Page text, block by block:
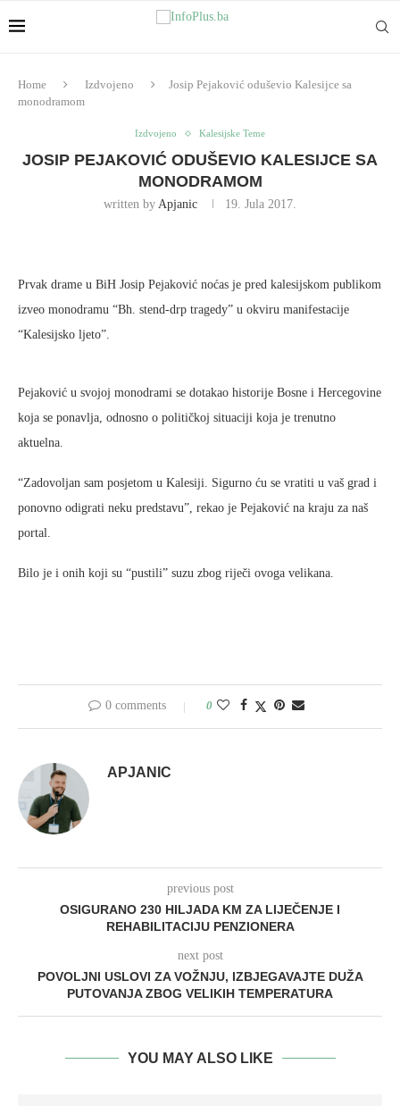
Home Izdvojeno
Josip Pejaković oduševio Kalesijce sa
monodramom
Izdvojeno Kalesijske Teme
JOSIP PEJAKOVIĆ ODUŠEVIO KALESIJCE SA
MONODRAMOM
written by Apjanic 19. Jula 2017.
Prvak drame u BiH Josip Pejaković noćas je pred kalesijskom publikom
izveo monodramu “Bh. stend-drp tragedy” u okviru manifestacije
“Kalesijsko ljeto”.
Pejaković u svojoj monodrami se dotakao historije Bosne i Hercegovine
koja se ponavlja, odnosno o političkoj situaciji koja je trenutno
aktuelna.
“Zadovoljan sam posjetom u Kalesiji. Sigurno ću se vratiti u vaš grad i
ponovno odigrati neku predstavu”, rekao je Pejaković na kraju za naš
portal.
Bilo je i onih koji su “pustili” suzu zbog riječi ovoga velikana.
0 comments 0
APJANIC
previous post
OSIGURANO 230 HILJADA KM ZA LIJEČENJE I
REHABILITACIJU PENZIONERA
next post
POVOLJNI USLOVI ZA VOŽNJU, IZBJEGAVAJTE DUŽA
PUTOVANJA ZBOG VELIKIH TEMPERATURA
YOU MAY ALSO LIKE